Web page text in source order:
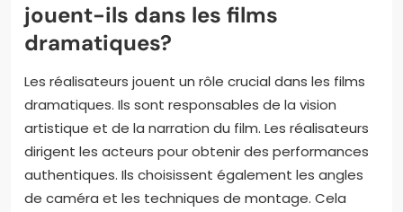
puissante des luttes raciales. Les récompenses,
telles que les Oscars, contribuent aussi à
immortaliser ces performances. La reconnaissance
critique et populaire joue un rôle clé dans la
pérennité de ces souvenirs.
Quels rôles les réalisateurs
jouent-ils dans les films